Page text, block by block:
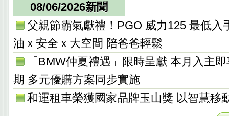
08/06/2026新聞
父親節霸氣獻禮！PGO 威力125 最低入
油ｘ安全ｘ大空間 陪爸爸輕鬆
「BMW仲夏禮遇」限時呈獻 本月入主
期 多元優購方案同步實施
和運租車榮獲國家品牌玉山獎 以智慧移